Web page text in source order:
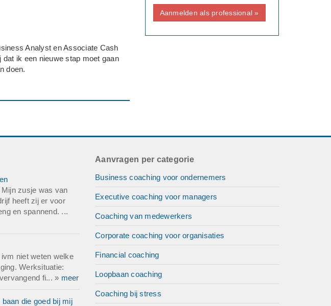
Analyst en Associate Cash
ik een nieuwe stap moet gaan
doen.
Aanmelden als professional »
zusje was van
heeft zij er voor
en spannend. ...
niet weten welke
Werksituatie:
fi... » meer
die goed bij mij
Aanvragen per categorie
Business coaching voor ondernemers
Executive coaching voor managers
Coaching van medewerkers
Corporate coaching voor organisaties
Financial coaching
Loopbaan coaching
Coaching bij stress